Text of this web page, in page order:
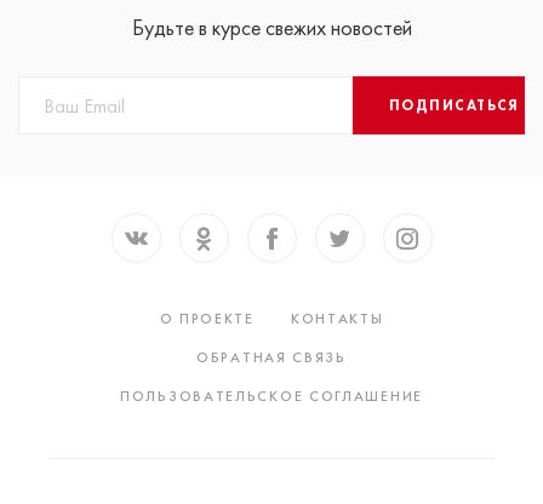
Будьте в курсе свежих новостей
ПОДПИСАТЬСЯ
О ПРОЕКТЕ
КОНТАКТЫ
ОБРАТНАЯ СВЯЗЬ
ПОЛЬЗОВАТЕЛЬСКОЕ СОГЛАШЕНИЕ